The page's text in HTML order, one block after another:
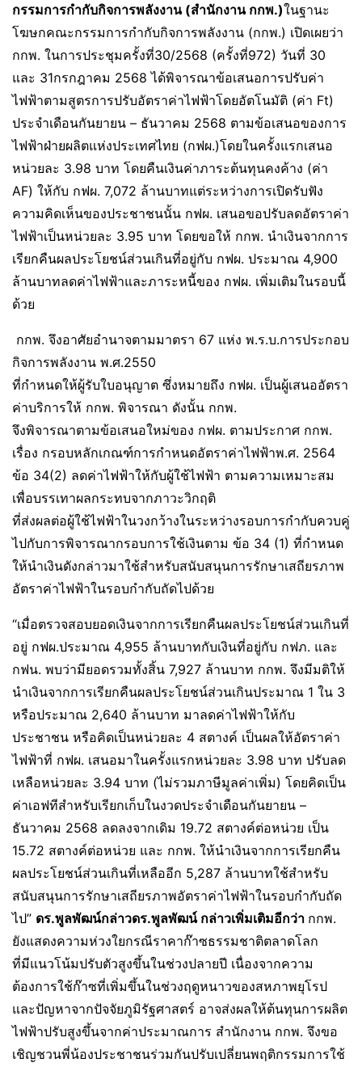
กรรมการกำกับกิจการพลังงาน (สำนักงาน กกพ.)ในฐานะ
โฆษกคณะกรรมการกำกับกิจการพลังงาน (กกพ.) เปิดเผยว่า
กกพ. ในการประชุมครั้งที่30/2568 (ครั้งที่972) วันที่ 30
และ 31กรกฎาคม 2568 ได้พิจารณาข้อเสนอการปรับค่า
ไฟฟ้าตามสูตรการปรับอัตราค่าไฟฟ้าโดยอัตโนมัติ (ค่า Ft)
ประจำเดือนกันยายน – ธันวาคม 2568 ตามข้อเสนอของการ
ไฟฟ้าฝ่ายผลิตแห่งประเทศไทย (กฟผ.)โดยในครั้งแรกเสนอ
หน่วยละ 3.98 บาท โดยคืนเงินค่าภาระต้นทุนคงค้าง (ค่า
AF) ให้กับ กฟผ. 7,072 ล้านบาทแต่ระหว่างการเปิดรับฟัง
ความคิดเห็นของประชาชนนั้น กฟผ. เสนอขอปรับลดอัตราค่า
ไฟฟ้าเป็นหน่วยละ 3.95 บาท โดยขอให้ กกพ. นำเงินจากการ
เรียกคืนผลประโยชน์ส่วนเกินที่อยู่กับ กฟผ. ประมาณ 4,900
ล้านบาทลดค่าไฟฟ้าและภาระหนี้ของ กฟผ. เพิ่มเติมในรอบนี้
ด้วย
กกพ. จึงอาศัยอำนาจตามมาตรา 67 แห่ง พ.ร.บ.การประกอบ
กิจการพลังงาน พ.ศ.2550
ที่กำหนดให้ผู้รับใบอนุญาต ซึ่งหมายถึง กฟผ. เป็นผู้เสนออัตรา
ค่าบริการให้ กกพ. พิจารณา ดังนั้น กกพ.
จึงพิจารณาตามข้อเสนอใหม่ของ กฟผ. ตามประกาศ กกพ.
เรื่อง กรอบหลักเกณฑ์การกำหนดอัตราค่าไฟฟ้าพ.ศ. 2564
ข้อ 34(2) ลดค่าไฟฟ้าให้กับผู้ใช้ไฟฟ้า ตามความเหมาะสม
เพื่อบรรเทาผลกระทบจากภาวะวิกฤติ
ที่ส่งผลต่อผู้ใช้ไฟฟ้าในวงกว้างในระหว่างรอบการกำกับควบคู่
ไปกับการพิจารณากรอบการใช้เงินตาม ข้อ 34 (1) ที่กำหนด
ให้นำเงินดังกล่าวมาใช้สำหรับสนับสนุนการรักษาเสถียรภาพ
อัตราค่าไฟฟ้าในรอบกำกับถัดไปด้วย
“เมื่อตรวจสอบยอดเงินจากการเรียกคืนผลประโยชน์ส่วนเกินที่
อยู่ กฟผ.ประมาณ 4,955 ล้านบาทกับเงินที่อยู่กับ กฟภ. และ
กฟน. พบว่ามียอดรวมทั้งสิ้น 7,927 ล้านบาท กกพ. จึงมีมติให้
นำเงินจากการเรียกคืนผลประโยชน์ส่วนเกินประมาณ 1 ใน 3
หรือประมาณ 2,640 ล้านบาท มาลดค่าไฟฟ้าให้กับ
ประชาชน หรือคิดเป็นหน่วยละ 4 สตางค์ เป็นผลให้อัตราค่า
ไฟฟ้าที่ กฟผ. เสนอมาในครั้งแรกหน่วยละ 3.98 บาท ปรับลด
เหลือหน่วยละ 3.94 บาท (ไม่รวมภาษีมูลค่าเพิ่ม) โดยคิดเป็น
ค่าเอฟทีสำหรับเรียกเก็บในงวดประจำเดือนกันยายน –
ธันวาคม 2568 ลดลงจากเดิม 19.72 สตางค์ต่อหน่วย เป็น
15.72 สตางค์ต่อหน่วย และ กกพ. ให้นำเงินจากการเรียกคืน
ผลประโยชน์ส่วนเกินที่เหลืออีก 5,287 ล้านบาทใช้สำหรับ
สนับสนุนการรักษาเสถียรภาพอัตราค่าไฟฟ้าในรอบกำกับถัด
ไป” ดร.พูลพัฒน์กล่าวดร.พูลพัฒน์ กล่าวเพิ่มเติมอีกว่า กกพ.
ยังแสดงความห่วงใยกรณีราคาก๊าซธรรมชาติตลาดโลก
ที่มีแนวโน้มปรับตัวสูงขึ้นในช่วงปลายปี เนื่องจากความ
ต้องการใช้ก๊าซที่เพิ่มขึ้นในช่วงฤดูหนาวของสหภาพยุโรป
และปัญหาจากปัจจัยภูมิรัฐศาสตร์ อาจส่งผลให้ต้นทุนการผลิต
ไฟฟ้าปรับสูงขึ้นจากค่าประมาณการ สำนักงาน กกพ. จึงขอ
เชิญชวนพี่น้องประชาชนร่วมกันปรับเปลี่ยนพฤติกรรมการใช้